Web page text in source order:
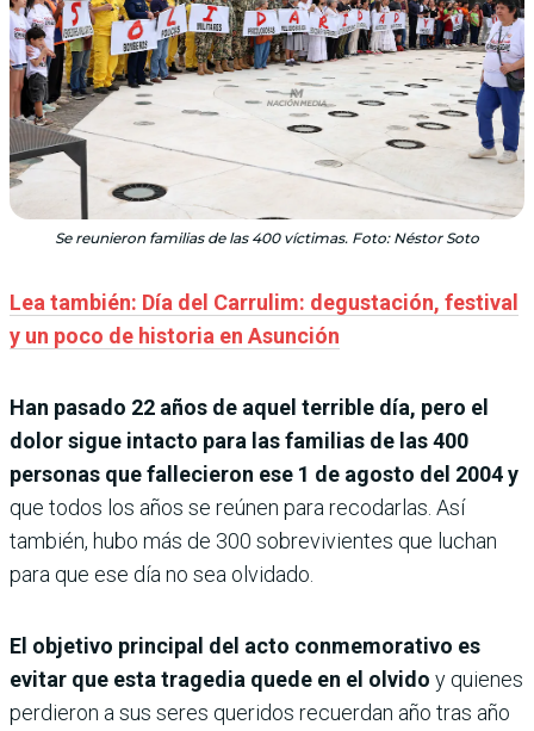
Se reunieron familias de las 400 víctimas. Foto: Néstor Soto
Lea también: Día del Carrulim: degustación, festival
y un poco de historia en Asunción
Han pasado 22 años de aquel terrible día, pero el
dolor sigue intacto para las familias de las 400
personas que fallecieron ese 1 de agosto del 2004 y
que todos los años se reúnen para recodarlas. Así
también, hubo más de 300 sobrevivientes que luchan
para que ese día no sea olvidado.
El objetivo principal del acto conmemorativo es
evitar que esta tragedia quede en el olvido y quienes
perdieron a sus seres queridos recuerdan año tras año